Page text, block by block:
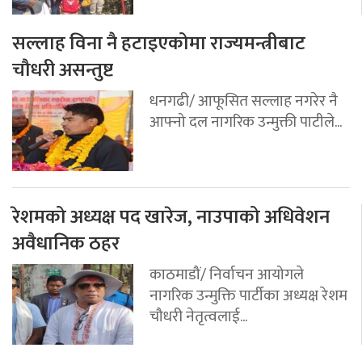
सल्लाह विना नै हटाइएकोमा राज्यमन्त्रीबाट
चौधरी असन्तुष्ट
धनगढी/ आफूसित सल्लाह नगरेर नै
आफ्नो दल नागरिक उन्मुक्ती पाटीले...
रेशमको अध्यक्ष पद खारेज, नाउपाको अधिवेशन
अवैधानिक ठहर
काठमाडौं/ निर्वाचन आयोगले
नागरिक उन्मुक्ति पार्टीका अध्यक्ष रेशम
चौधरी नेतृत्वलाई...